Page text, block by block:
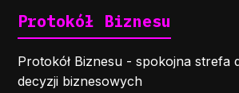
Protokół Biznesu
Protokół Biznesu - spokojna strefa
decyzji biznesowych